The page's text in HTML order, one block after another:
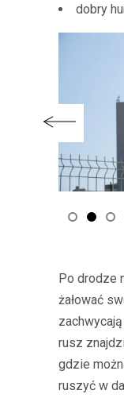
dobry
Po drodze
żałować
rusz
gdzie
ruszyć w